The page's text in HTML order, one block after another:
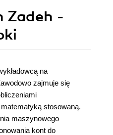
Zadeh -
na
zajmuje się
stosowaną.
maszynowego
kont do